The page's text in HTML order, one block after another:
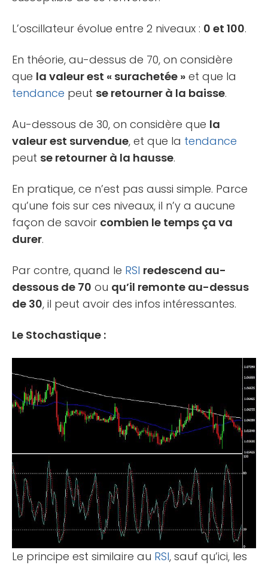
L’oscillateur évolue entre 2 niveaux : 0 et 100.
En théorie, au-dessus de 70, on considère
que la valeur est « surachetée » et que la
tendance peut se retourner à la baisse.
Au-dessous de 30, on considère que la
valeur est survendue, et que la tendance
peut se retourner à la hausse.
En pratique, ce n’est pas aussi simple. Parce
qu’une fois sur ces niveaux, il n’y a aucune
façon de savoir combien le temps ça va
durer.
Par contre, quand le RSI redescend au-
dessous de 70 ou qu’il remonte au-dessus
de 30, il peut avoir des infos intéressantes.
Le Stochastique :
Le principe est similaire au RSI, sauf qu’ici, les